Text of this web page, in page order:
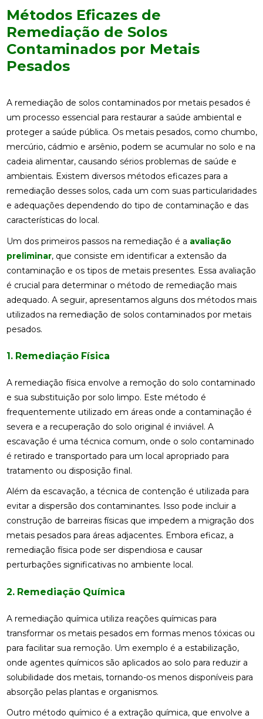
Métodos Eficazes de
Remediação de Solos
Contaminados por Metais
Pesados
A remediação de solos contaminados por metais pesados é
um processo essencial para restaurar a saúde ambiental e
proteger a saúde pública. Os metais pesados, como chumbo,
mercúrio, cádmio e arsênio, podem se acumular no solo e na
cadeia alimentar, causando sérios problemas de saúde e
ambientais. Existem diversos métodos eficazes para a
remediação desses solos, cada um com suas particularidades
e adequações dependendo do tipo de contaminação e das
características do local.
Um dos primeiros passos na remediação é a avaliação
preliminar, que consiste em identificar a extensão da
contaminação e os tipos de metais presentes. Essa avaliação
é crucial para determinar o método de remediação mais
adequado. A seguir, apresentamos alguns dos métodos mais
utilizados na remediação de solos contaminados por metais
pesados.
1. Remediação Física
A remediação física envolve a remoção do solo contaminado
e sua substituição por solo limpo. Este método é
frequentemente utilizado em áreas onde a contaminação é
severa e a recuperação do solo original é inviável. A
escavação é uma técnica comum, onde o solo contaminado
é retirado e transportado para um local apropriado para
tratamento ou disposição final.
Além da escavação, a técnica de contenção é utilizada para
evitar a dispersão dos contaminantes. Isso pode incluir a
construção de barreiras físicas que impedem a migração dos
metais pesados para áreas adjacentes. Embora eficaz, a
remediação física pode ser dispendiosa e causar
perturbações significativas no ambiente local.
2. Remediação Química
A remediação química utiliza reações químicas para
transformar os metais pesados em formas menos tóxicas ou
para facilitar sua remoção. Um exemplo é a estabilização,
onde agentes químicos são aplicados ao solo para reduzir a
solubilidade dos metais, tornando-os menos disponíveis para
absorção pelas plantas e organismos.
Outro método químico é a extração química, que envolve a